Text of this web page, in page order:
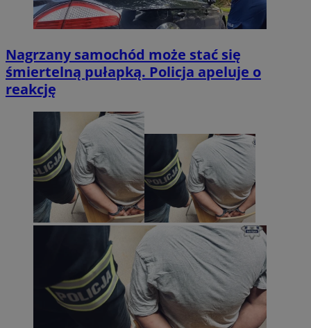
Nagrzany samochód może stać się
śmiertelną pułapką. Policja apeluje o
reakcję